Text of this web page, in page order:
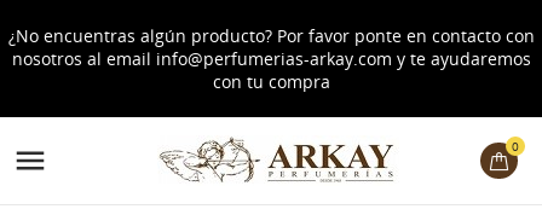
¿No encuentras algún producto? Por favor ponte en contacto con
nosotros al email info@perfumerias-arkay.com y te ayudaremos
con tu compra
 0